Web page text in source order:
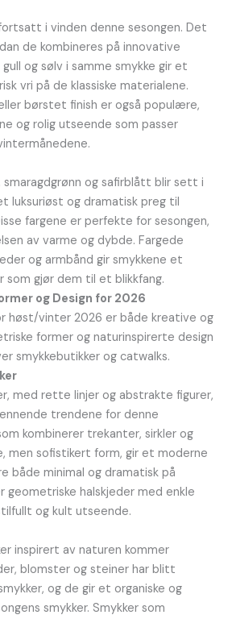
i vinden denne sesongen. Det
de kombineres på innovative
og sølv i samme smykke gir et
vri på de klassiske materialene.
børstet finish er også populære,
og rolig utseende som passer
smaragdgrønn og safirblått blir sett i
luksuriøst og dramatisk preg til
fargene er perfekte for sesongen,
av varme og dybde. Fargede
og armbånd gir smykkene et
som gjør dem til et blikkfang.
og Design for 2026
høst/vinter 2026 er både kreative og
former og naturinspirerte design
smykkebutikker og catwalks.
med rette linjer og abstrakte figurer,
trendene for denne
kombinerer trekanter, sirkler og
men sofistikert form, gir et moderne
både minimal og dramatisk på
geometriske halskjeder med enkle
og kult utseende.
inspirert av naturen kommer
blomster og steiner har blitt
og de gir et organiske og
smykker. Smykker som